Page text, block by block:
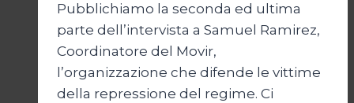
Pubblichiamo la seconda ed ultima
parte dell’intervista a Samuel Ramirez,
Coordinatore del Movir,
l’organizzazione che difende le vittime
della repressione del regime. Ci